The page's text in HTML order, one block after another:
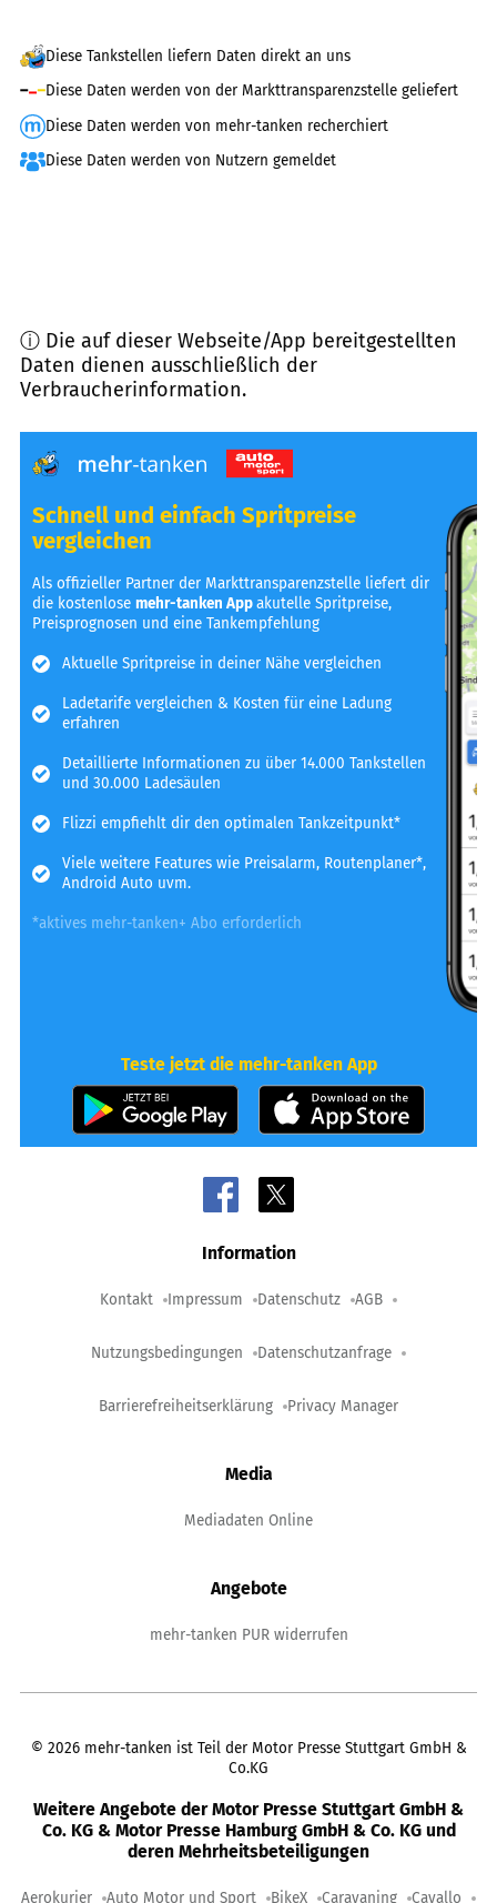
Diese Tankstellen liefern Daten direkt an uns
Diese Daten werden von der Markttransparenzstelle geliefert
Diese Daten werden von mehr-tanken recherchiert
Diese Daten werden von Nutzern gemeldet
ⓘ Die auf dieser Webseite/App bereitgestellten
Daten dienen ausschließlich der
Verbraucherinformation.
Schnell und einfach Spritpreise
vergleichen
Als offizieller Partner der Markttransparenzstelle liefert dir
die kostenlosemehr-tanken Appakutelle Spritpreise,
Preisprognosen und eine Tankempfehlung
Aktuelle Spritpreise in deiner Nähe vergleichen
Ladetarife vergleichen & Kosten für eine Ladung
erfahren
Detaillierte Informationen zu über 14.000 Tankstellen
und 30.000 Ladesäulen
Flizzi empfiehlt dir den optimalen Tankzeitpunkt*
Viele weitere Features wie Preisalarm, Routenplaner*,
Android Auto uvm.
*aktives mehr-tanken+ Abo erforderlich
Teste jetzt die mehr-tanken App
Information
Kontakt Impressum Datenschutz AGB
Nutzungsbedingungen Datenschutzanfrage
Barrierefreiheitserklärung Privacy Manager
Media
Mediadaten Online
Angebote
mehr-tanken PUR widerrufen
© 2026 mehr-tanken ist Teil der Motor Presse Stuttgart GmbH &
Co.KG
Weitere Angebote der Motor Presse Stuttgart GmbH &
Co. KG & Motor Presse Hamburg GmbH & Co. KG und
deren Mehrheitsbeteiligungen
Aerokurier Auto Motor und Sport BikeX Caravaning Cavallo